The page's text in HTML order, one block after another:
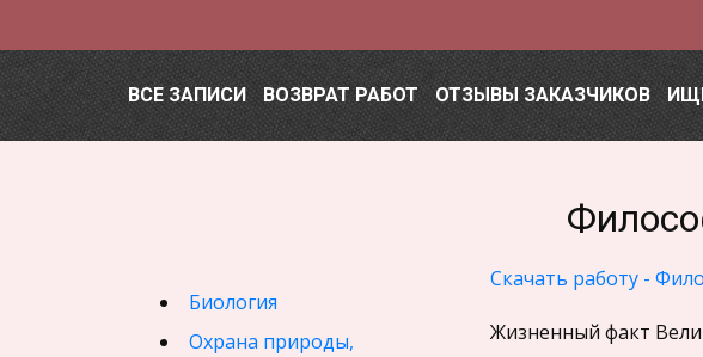
ВСЕ ЗАПИСИ ВОЗВРАТ РАБОТ ОТЗЫВЫ ЗАКАЗЧИКОВ
Биология
Охрана природы,
Скачать работу -
Жизненный факт